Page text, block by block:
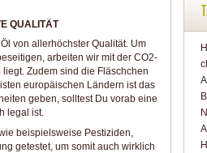
QUALITÄT
von allerhöchster Qualität. Um
arbeiten wir mit der CO2-
Zudem sind die Fläschchen
europäischen Ländern ist das
geben, solltest Du vorab eine
legal ist.
beispielsweise Pestiziden,
getestet, um somit auch wirklich